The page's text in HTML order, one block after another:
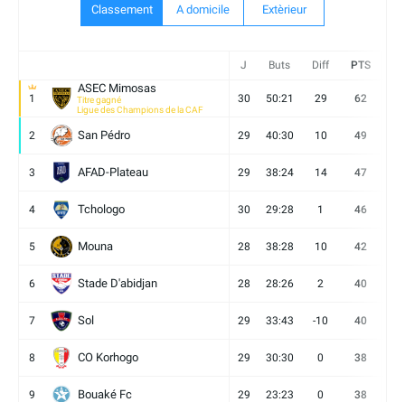
Classement A domicile Extèrieur
J Buts Diff PTS
1
ASEC Mimosas
Titre gagné
Ligue des Champions de la CAF
30 50:21 29 62
2 San Pédro 29 40:30 10 49
3 AFAD-Plateau 29 38:24 14 47
4 Tchologo 30 29:28 1 46
5 Mouna 28 38:28 10 42
6 Stade D'abidjan 28 28:26 2 40
7 Sol 29 33:43 -10 40
8 CO Korhogo 29 30:30 0 38
9 Bouaké Fc 29 23:23 0 38